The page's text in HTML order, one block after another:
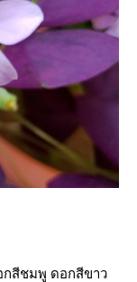
สีชมพู ดอกสีขาว